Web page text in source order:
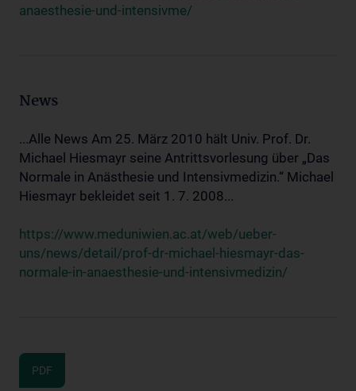
anaesthesie-und-intensivme/
News
...Alle News Am 25. März 2010 hält Univ. Prof. Dr.
Michael Hiesmayr seine Antrittsvorlesung über „Das
Normale in Anästhesie und Intensivmedizin.“ Michael
Hiesmayr bekleidet seit 1. 7. 2008...
https://www.meduniwien.ac.at/web/ueber-
uns/news/detail/prof-dr-michael-hiesmayr-das-
normale-in-anaesthesie-und-intensivmedizin/
PDF